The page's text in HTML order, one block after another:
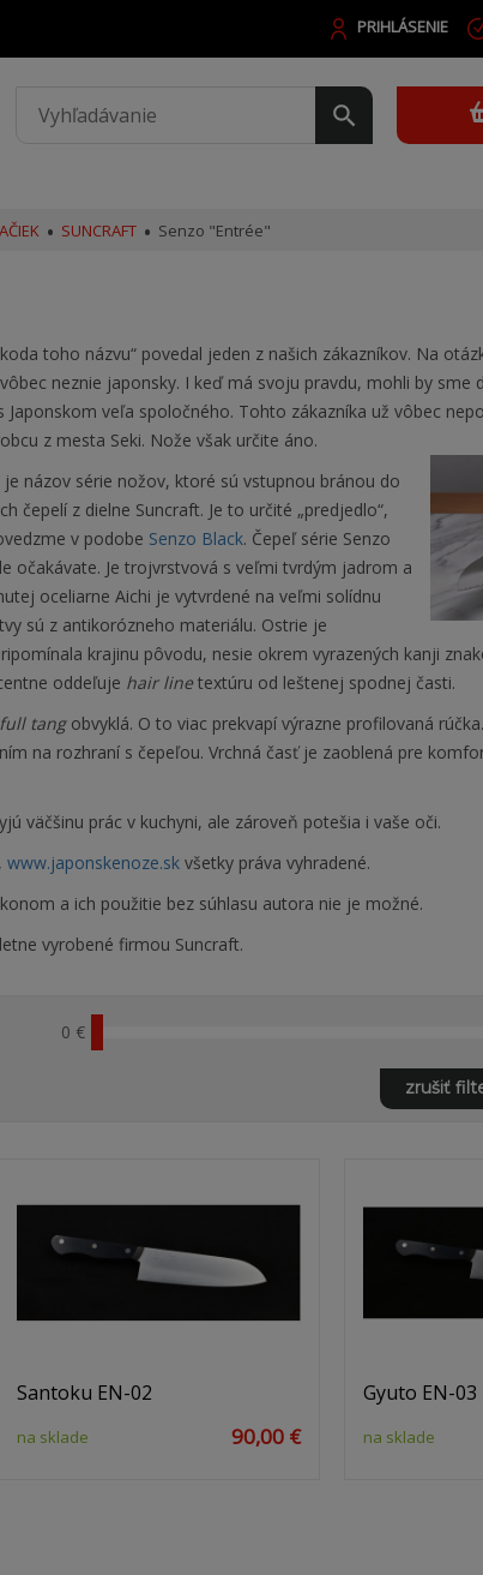
PRIHLÁSENIE
SUNCRAFT Senzo "Entrée"
toho názvu“ povedal jeden z našich zákazníkov. Na
neznie japonsky. I keď má svoju pravdu, mohli by sme
Japonskom veľa spoločného. Tohto zákazníka už vôbec
z mesta Seki. Nože však určite áno.
je názov série nožov, ktoré sú vstupnou bránou do
čepelí z dielne Suncraft. Je to určité „predjedlo“,
v podobe Senzo Black. Čepeľ série Senzo
očakávate. Je trojvrstvová s veľmi tvrdým jadrom a
oceliarne Aichi je vytvrdené na veľmi solídnu
sú z antikorózneho materiálu. Ostrie je
krajinu pôvodu, nesie okrem vyrazených kanji
oddeľuje hair linetextúru od leštenej spodnej časti.
full tangobvyklá. O to viac prekvapí výrazne profilovaná
na rozhraní s čepeľou. Vrchná časť je zaoblená pre
väčšinu prác v kuchyni, ale zároveň potešia i vaše oči.
www.japonskenoze.skvšetky práva vyhradené.
a ich použitie bez súhlasu autora nie je možné.
vyrobené firmou Suncraft.
0 €
zrušiť
Santoku EN-02
na sklade 90,00 €
Gyuto EN-
na sklade